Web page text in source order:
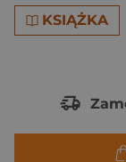
KSIĄŻKA